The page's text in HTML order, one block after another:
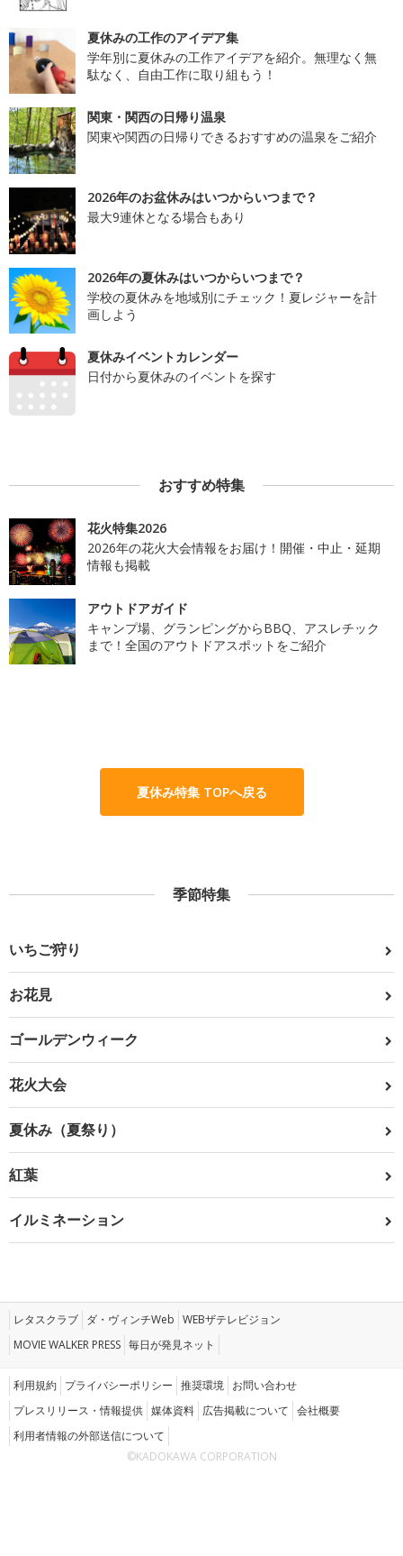
夏休みの工作のアイデア集
学年別に夏休みの工作アイデアを紹介。無理なく無
駄なく、自由工作に取り組もう！
関東・関西の日帰り温泉
関東や関西の日帰りできるおすすめの温泉をご紹介
2026年のお盆休みはいつからいつまで？
最大9連休となる場合もあり
2026年の夏休みはいつからいつまで？
学校の夏休みを地域別にチェック！夏レジャーを計
画しよう
夏休みイベントカレンダー
日付から夏休みのイベントを探す
おすすめ特集
花火特集2026
2026年の花火大会情報をお届け！開催・中止・延期
情報も掲載
アウトドアガイド
キャンプ場、グランピングからBBQ、アスレチック
まで！全国のアウトドアスポットをご紹介
夏休み特集 TOPへ戻る
季節特集
いちご狩り
お花見
ゴールデンウィーク
花火大会
夏休み（夏祭り）
紅葉
イルミネーション
レタスクラブ ダ・ヴィンチWeb WEBザテレビジョン
MOVIE WALKER PRESS 毎日が発見ネット
利用規約 プライバシーポリシー 推奨環境 お問い合わせ
プレスリリース・情報提供 媒体資料 広告掲載について 会社概要
利用者情報の外部送信について
©KADOKAWA CORPORATION